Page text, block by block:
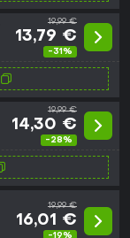
19,99 €
13,79 €
-31%
19,99 €
14,30 €
-28%
19,99 €
16,01 €
-19%